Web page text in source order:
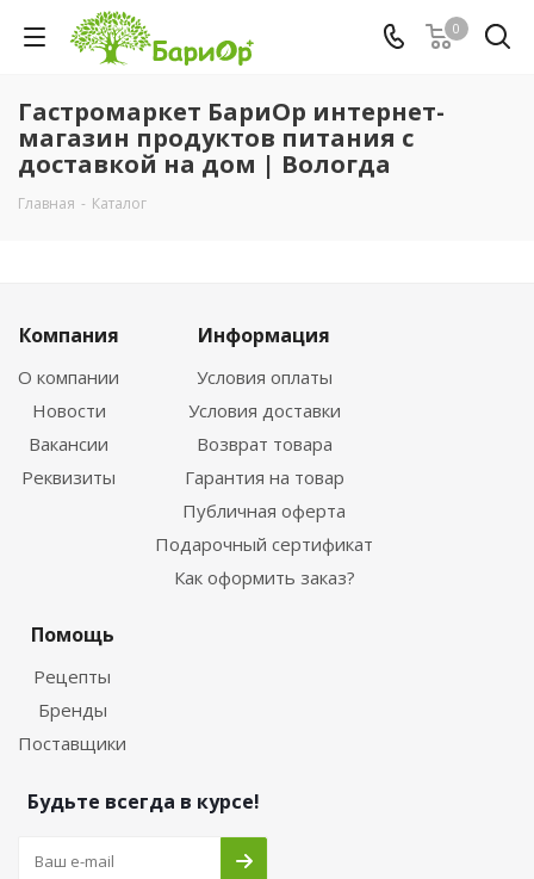
0
Гастромаркет БариОр интернет-
магазин продуктов питания с
доставкой на дом | Вологда
Главная - Каталог
Компания
О компании
Новости
Вакансии
Реквизиты
Информация
Условия оплаты
Условия доставки
Возврат товара
Гарантия на товар
Публичная оферта
Подарочный сертификат
Как оформить заказ?
Помощь
Рецепты
Бренды
Поставщики
Будьте всегда в курсе!